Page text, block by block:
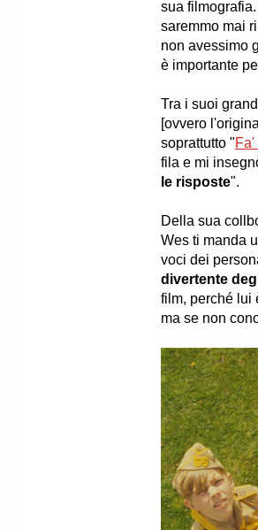
sua
saremmo mai
non avessimo
è importante
Tra i suoi
[ovvero
soprattutto "
fila e mi
le risposte".
Della sua
Wes ti manda
voci dei
divertente
film, perché lui
ma se non